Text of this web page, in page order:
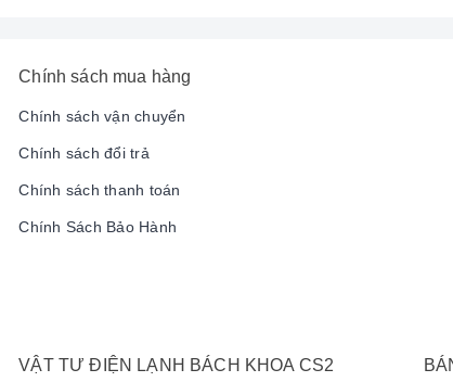
gọi 2 bên trước đến đều lắc đầu. May quá được người
ru như mới. Rất hài lòng!"
báo giá minh bạch trước khi làm, không vẽ vời thêm bệnh.
Chính sách mua hàng
Chính sách vận chuyển
Chính sách đổi trả
Chính sách thanh toán
Chính Sách Bảo Hành
VẬT TƯ ĐIỆN LẠNH BÁCH KHOA CS2